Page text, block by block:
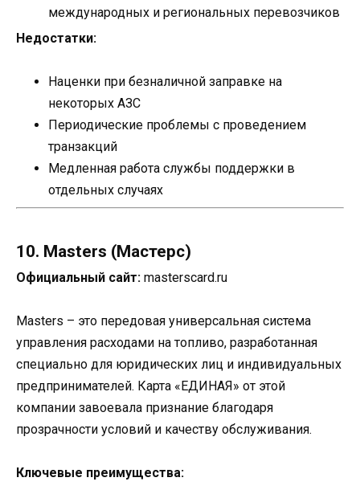
международных и региональных перевозчиков
Недостатки:
Наценки при безналичной заправке на
некоторых АЗС
Периодические проблемы с проведением
транзакций
Медленная работа службы поддержки в
отдельных случаях
10. Masters (Мастерс)
Официальный сайт: masterscard.ru
Masters – это передовая универсальная система
управления расходами на топливо, разработанная
специально для юридических лиц и индивидуальных
предпринимателей. Карта «ЕДИНАЯ» от этой
компании завоевала признание благодаря
прозрачности условий и качеству обслуживания.
Ключевые преимущества: